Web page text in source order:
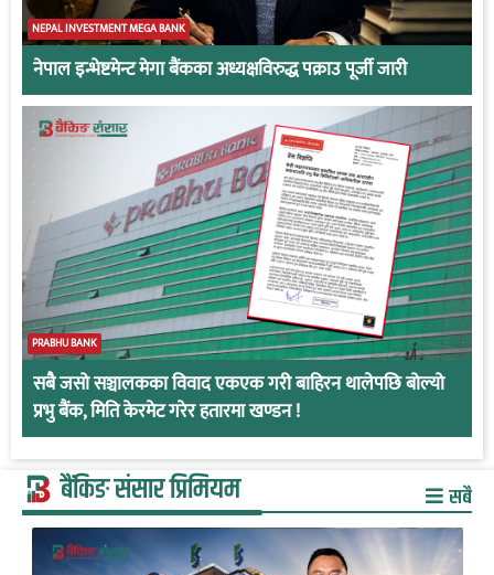
NEPAL INVESTMENT MEGA BANK
नेपाल इन्भेष्टमेन्ट मेगा बैंकका अध्यक्षविरुद्ध पक्राउ पूर्जी जारी
PRABHU BANK
सबै जसो सञ्चालकका विवाद एकएक गरी बाहिरन थालेपछि बोल्यो
प्रभु बैंक, मिति केरमेट गरेर हतारमा खण्डन !
बैंकिङ संसार प्रिमियम सबै